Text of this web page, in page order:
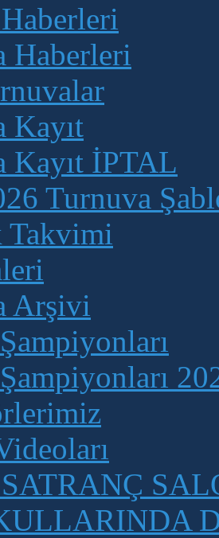
Haberleri
Kayıt
Kayıt İPTAL
Turnuva
Arşivi